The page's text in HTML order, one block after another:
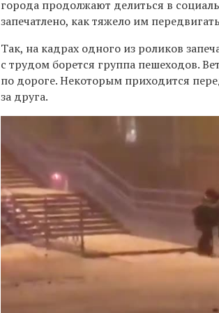
города продолжают делиться в
запечатлено, как тяжело им
Так, на кадрах одного из роликов
с трудом борется группа пешеходов.
по дороге. Некоторым приходится
за друга.